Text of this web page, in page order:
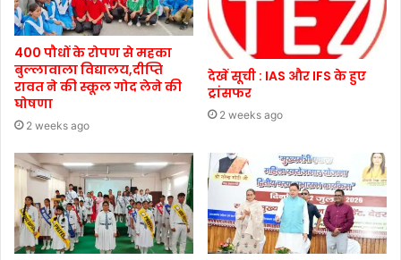
400 पौधों के रोपण से महका
बुल्लावाला विद्यालय,दीप्ति
रावत ने की स्कूल गोद लेने की
घोषणा
2 weeks ago
देखें सूची : IAS और IFS के हुए
ट्रांसफर
2 weeks ago